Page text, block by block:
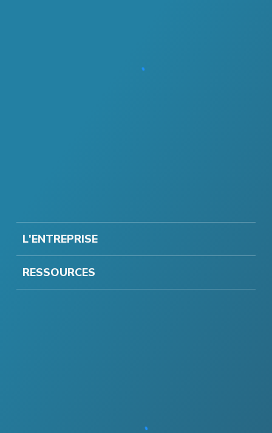
L'ENTREPRISE
RESSOURCES